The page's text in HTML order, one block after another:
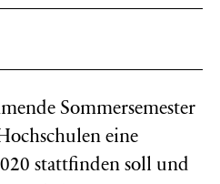
Sommersemester
eine
stattfinden soll und